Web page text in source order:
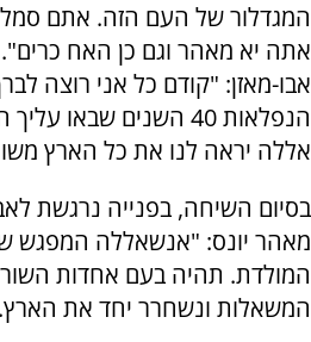
המגדלור של העם הזה. אתם
אתה יא מאהר וגם כן האח
אבו-מאזן: "קודם כל אני רוצה
הנפלאות 40 השנים
אללה יראה לנו את כל הארץ
בסיום השיחה, בפנייה נרגשת
מאהר יונס: "אנשאללה המפגש
המולדת. תהיה בעם אחדות
המשאלות ונשחרר יחד את